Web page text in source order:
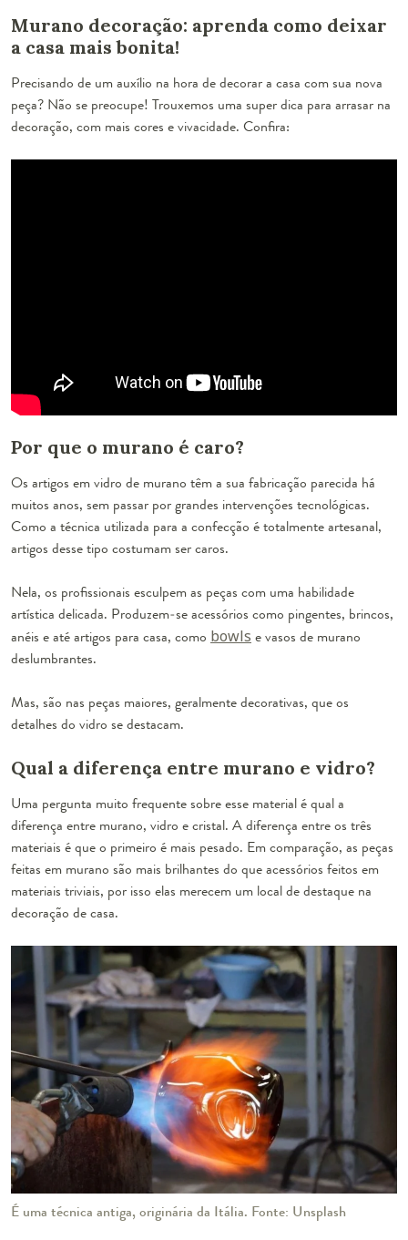
Murano decoração: aprenda como deixar
a casa mais bonita!
Precisando de um auxílio na hora de decorar a casa com sua nova
peça? Não se preocupe! Trouxemos uma super dica para arrasar na
decoração, com mais cores e vivacidade. Confira:
Por que o murano é caro?
Os artigos em vidro de murano têm a sua fabricação parecida há
muitos anos, sem passar por grandes intervenções tecnológicas.
Como a técnica utilizada para a confecção é totalmente artesanal,
artigos desse tipo costumam ser caros.
Nela, os profissionais esculpem as peças com uma habilidade
artística delicada. Produzem-se acessórios como pingentes, brincos,
anéis e até artigos para casa, como bowls e vasos de murano
deslumbrantes.
Mas, são nas peças maiores, geralmente decorativas, que os
detalhes do vidro se destacam.
Qual a diferença entre murano e vidro?
Uma pergunta muito frequente sobre esse material é qual a
diferença entre murano, vidro e cristal. A diferença entre os três
materiais é que o primeiro é mais pesado. Em comparação, as peças
feitas em murano são mais brilhantes do que acessórios feitos em
materiais triviais, por isso elas merecem um local de destaque na
decoração de casa.
É uma técnica antiga, originária da Itália. Fonte: Unsplash